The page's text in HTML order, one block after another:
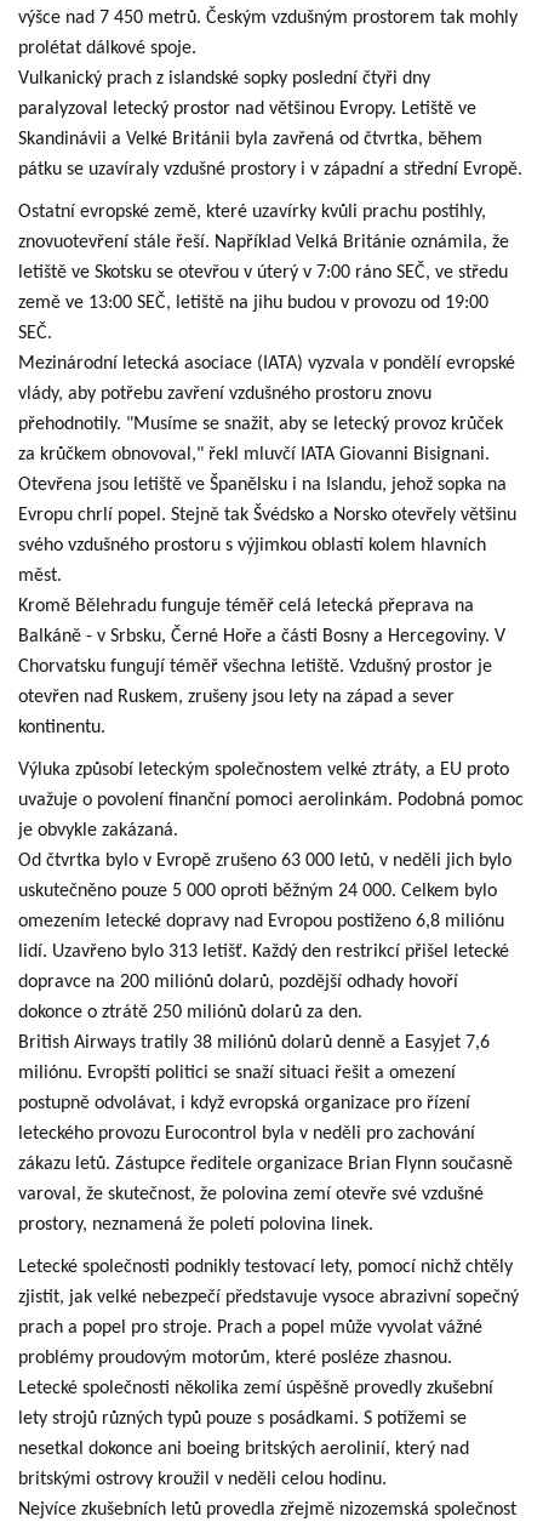
výšce nad 7 450 metrů. Českým vzdušným prostorem tak mohly
prolétat dálkové spoje.
Vulkanický prach z islandské sopky poslední čtyři dny
paralyzoval letecký prostor nad většinou Evropy. Letiště ve
Skandinávii a Velké Británii byla zavřená od čtvrtka, během
pátku se uzavíraly vzdušné prostory i v západní a střední Evropě.
Ostatní evropské země, které uzavírky kvůli prachu postihly,
znovuotevření stále řeší. Například Velká Británie oznámila, že
letiště ve Skotsku se otevřou v úterý v 7:00 ráno SEČ, ve středu
země ve 13:00 SEČ, letiště na jihu budou v provozu od 19:00
SEČ.
Mezinárodní letecká asociace (IATA) vyzvala v pondělí evropské
vlády, aby potřebu zavření vzdušného prostoru znovu
přehodnotily. "Musíme se snažit, aby se letecký provoz krůček
za krůčkem obnovoval," řekl mluvčí IATA Giovanni Bisignani.
Otevřena jsou letiště ve Španělsku i na Islandu, jehož sopka na
Evropu chrlí popel. Stejně tak Švédsko a Norsko otevřely většinu
svého vzdušného prostoru s výjimkou oblastí kolem hlavních
měst.
Kromě Bělehradu funguje téměř celá letecká přeprava na
Balkáně - v Srbsku, Černé Hoře a části Bosny a Hercegoviny. V
Chorvatsku fungují téměř všechna letiště. Vzdušný prostor je
otevřen nad Ruskem, zrušeny jsou lety na západ a sever
kontinentu.
Výluka způsobí leteckým společnostem velké ztráty, a EU proto
uvažuje o povolení finanční pomoci aerolinkám. Podobná pomoc
je obvykle zakázaná.
Od čtvrtka bylo v Evropě zrušeno 63 000 letů, v neděli jich bylo
uskutečněno pouze 5 000 oproti běžným 24 000. Celkem bylo
omezením letecké dopravy nad Evropou postiženo 6,8 miliónu
lidí. Uzavřeno bylo 313 letišť. Každý den restrikcí přišel letecké
dopravce na 200 miliónů dolarů, pozdější odhady hovoří
dokonce o ztrátě 250 miliónů dolarů za den.
British Airways tratily 38 miliónů dolarů denně a Easyjet 7,6
miliónu. Evropští politici se snaží situaci řešit a omezení
postupně odvolávat, i když evropská organizace pro řízení
leteckého provozu Eurocontrol byla v neděli pro zachování
zákazu letů. Zástupce ředitele organizace Brian Flynn současně
varoval, že skutečnost, že polovina zemí otevře své vzdušné
prostory, neznamená že poletí polovina linek.
Letecké společnosti podnikly testovací lety, pomocí nichž chtěly
zjistit, jak velké nebezpečí představuje vysoce abrazivní sopečný
prach a popel pro stroje. Prach a popel může vyvolat vážné
problémy proudovým motorům, které posléze zhasnou.
Letecké společnosti několika zemí úspěšně provedly zkušební
lety strojů různých typů pouze s posádkami. S potížemi se
nesetkal dokonce ani boeing britských aerolinií, který nad
britskými ostrovy kroužil v neděli celou hodinu.
Nejvíce zkušebních letů provedla zřejmě nizozemská společnost